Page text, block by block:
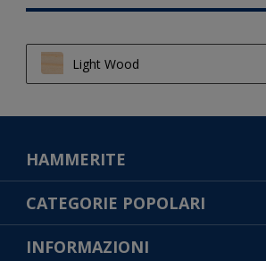
Light Wood
Dark Wood
HAMMERITE
TROVA UN COLORE
CONTATTACI
MAPPA DEL SITO
CATEGORIE POPOLARI
NOTE LEGALI
INFORMAZIONI